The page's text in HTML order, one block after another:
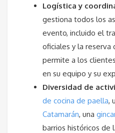
Logística y
gestiona todos los
evento, incluido el
oficiales y la reserva
permite a los
en su equipo y su
Diversidad de
de cocina de paella,
Catamarán, una
barrios históricos de